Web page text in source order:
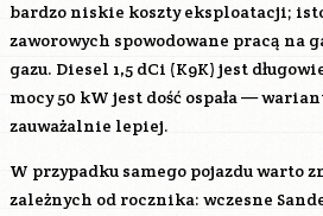
bardzo niskie koszty eksploatacji;
zaworowych spowodowane pracą na
gazu. Diesel 1,5 dCi (K9K) jest
mocy 50 kW jest dość ospała —
zauważalnie lepiej.
W przypadku samego pojazdu warto
zależnych od rocznika: wczesne